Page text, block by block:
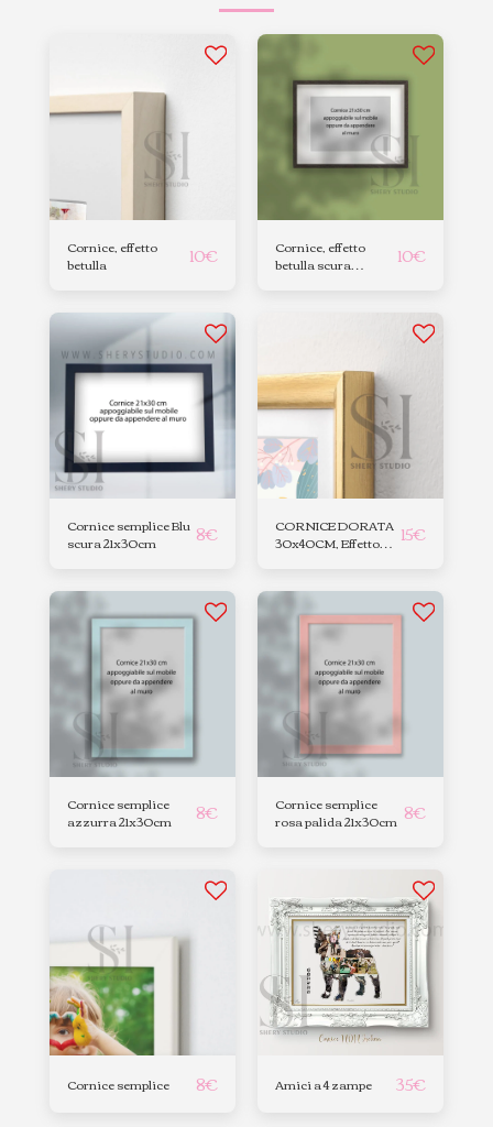
Cornice, effetto
betulla
10€
Cornice, effetto
betulla scura
10€
Cornice semplice Blu
scura 21x30cm
8€
CORNICE DORATA
30x40CM, Effetto
15€
Cornice semplice
azzurra 21x30cm
8€
Cornice semplice
rosa palida 21x30cm 8€
Cornice semplice 8€ Amici a 4 zampe 35€